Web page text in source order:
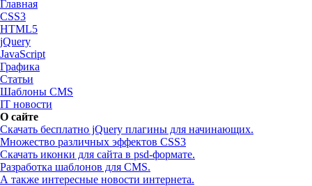
Главная
CSS3
HTML5
jQuery
JavaScript
Графика
Статьи
Шаблоны CMS
IT новости
О сайте
Скачать бесплатно jQuery плагины для начинающих.
Множество различных эффектов CSS3
Скачать иконки для сайта в psd-формате.
Разработка шаблонов для CMS.
А также интересные новости интернета.